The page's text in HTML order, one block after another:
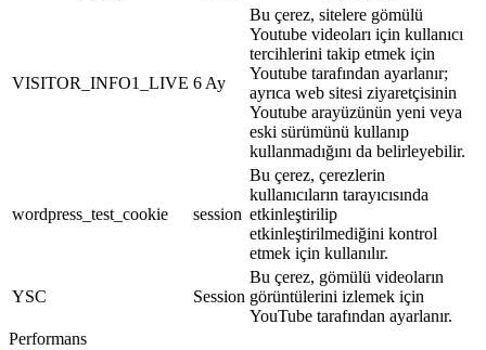
VISITOR_INFO1_LIVE 6 Ay
Bu çerez, sitelere gömülü
Youtube videoları için kullanıcı
tercihlerini takip etmek için
Youtube tarafından ayarlanır;
ayrıca web sitesi ziyaretçisinin
Youtube arayüzünün yeni veya
eski sürümünü kullanıp
kullanmadığını da belirleyebilir.
wordpress_test_cookie session
Bu çerez, çerezlerin
kullanıcıların tarayıcısında
etkinleştirilip
etkinleştirilmediğini kontrol
etmek için kullanılır.
YSC Session
Bu çerez, gömülü videoların
görüntülerini izlemek için
YouTube tarafından ayarlanır.
Performans